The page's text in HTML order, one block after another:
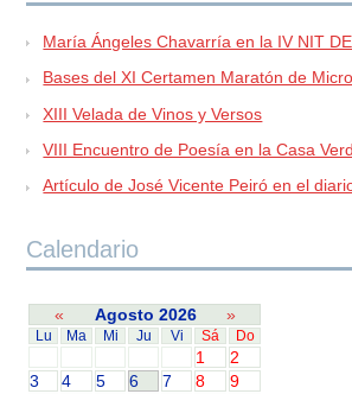
María Ángeles Chavarría en la IV NIT DE
Bases del XI Certamen Maratón de
XIII Velada de Vinos y Versos
VIII Encuentro de Poesía en la Casa
Artículo de José Vicente Peiró en el
Calendario
« Agosto 2026 »
Lu Ma Mi Ju Vi Sá Do
1
2
3
4 5 6 7 8
9